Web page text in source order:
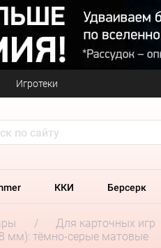
Игротеки
ККИ Берсерк
Для карточных игр
мм): тёмно-серые матовые